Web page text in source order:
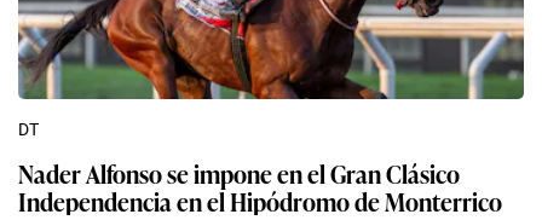
DT
Nader Alfonso se impone en el Gran Clásico
Independencia en el Hipódromo de Monterrico